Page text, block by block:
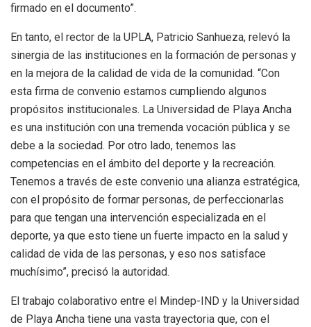
firmado en el documento”.
En tanto, el rector de la UPLA, Patricio Sanhueza, relevó la
sinergia de las instituciones en la formación de personas y
en la mejora de la calidad de vida de la comunidad. “Con
esta firma de convenio estamos cumpliendo algunos
propósitos institucionales. La Universidad de Playa Ancha
es una institución con una tremenda vocación pública y se
debe a la sociedad. Por otro lado, tenemos las
competencias en el ámbito del deporte y la recreación.
Tenemos a través de este convenio una alianza estratégica,
con el propósito de formar personas, de perfeccionarlas
para que tengan una intervención especializada en el
deporte, ya que esto tiene un fuerte impacto en la salud y
calidad de vida de las personas, y eso nos satisface
muchísimo”, precisó la autoridad.
El trabajo colaborativo entre el Mindep-IND y la Universidad
de Playa Ancha tiene una vasta trayectoria que, con el